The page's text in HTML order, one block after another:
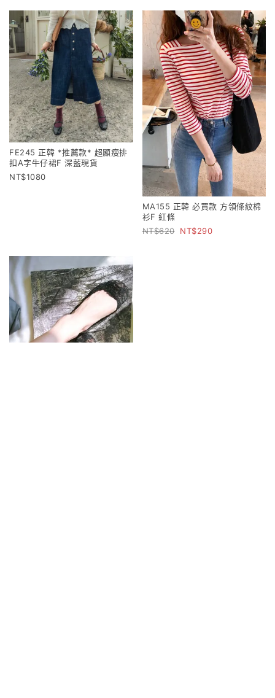
FE245 正韓 *推薦款* 超顯瘦排
扣A字牛仔裙F 深藍現貨
1080
MA155 正韓 必買款 方領條紋棉
衫F 紅條
620
290